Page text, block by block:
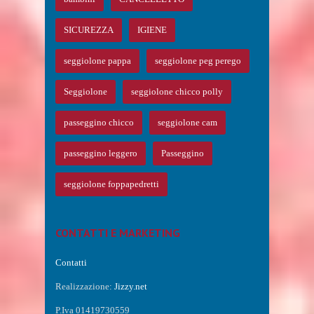
SICUREZZA IGIENE
seggiolone pappa seggiolone peg perego
Seggiolone seggiolone chicco polly
passeggino chicco seggiolone cam
passeggino leggero Passeggino
seggiolone foppapedretti
CONTATTI E MARKETING
Contatti
Realizzazione: Jizzy.net
P.Iva 01419730559